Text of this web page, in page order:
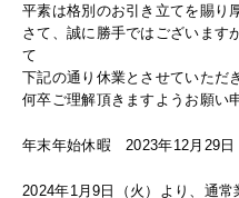
平素は格別のお引き立てを賜り
さて、誠に勝手ではございます
て
下記の通り休業とさせていただ
何卒ご理解頂きますようお願い
年末年始休暇 2023年12月29日
2024年1月9日（火）より、通常